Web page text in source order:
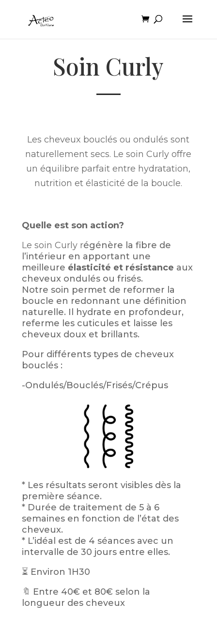
Soin Curly
Les cheveux bouclés ou ondulés sont
naturellement secs. Le soin Curly offre
un équilibre parfait entre hydratation,
nutrition et élasticité de la boucle.
Quelle est son action?
Le soin Curly régénère la fibre de
l’intérieur en apportant une
meilleure élasticité et résistance aux
cheveux ondulés ou frisés.
Notre soin permet de reformer la
boucle en redonnant une définition
naturelle. Il hydrate en profondeur,
referme les cuticules et laisse les
cheveux doux et brillants.
Pour différents types de cheveux
bouclés :
-Ondulés/Bouclés/Frisés/Crépus
* Les résultats seront visibles dès la
première séance.
* Durée de traitement de 5 à 6
semaines en fonction de l’état des
cheveux.
* L’idéal est de 4 séances avec un
intervalle de 30 jours entre elles.
⏳ Environ 1H30
🔖 Entre 40€ et 80€ selon la
longueur des cheveux